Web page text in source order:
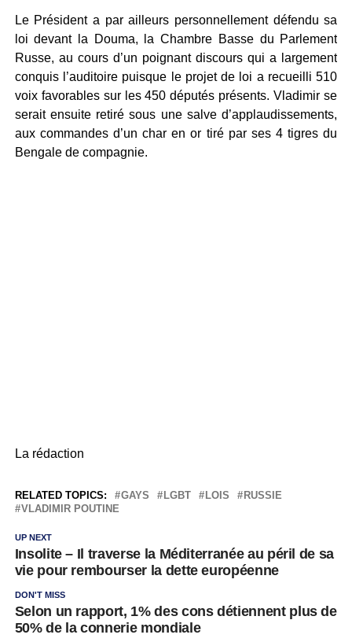
Le Président a par ailleurs personnellement défendu sa
loi devant la Douma, la Chambre Basse du Parlement
Russe, au cours d’un poignant discours qui a largement
conquis l’auditoire puisque le projet de loi a recueilli 510
voix favorables sur les 450 députés présents. Vladimir se
serait ensuite retiré sous une salve d’applaudissements,
aux commandes d’un char en or tiré par ses 4 tigres du
Bengale de compagnie.
La rédaction
RELATED TOPICS: GAYS LGBT LOIS
RUSSIE
VLADIMIR POUTINE
UP NEXT
Insolite – Il traverse la Méditerranée au péril de sa
vie pour rembourser la dette européenne
DON'T MISS
Selon un rapport, 1% des cons détiennent plus de
50% de la connerie mondiale